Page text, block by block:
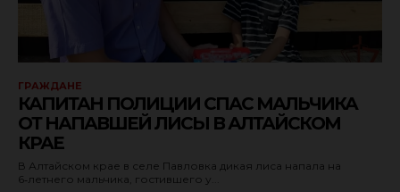
ГРАЖДАНЕ
КАПИТАН ПОЛИЦИИ СПАС МАЛЬЧИКА
ОТ НАПАВШЕЙ ЛИСЫ В АЛТАЙСКОМ
КРАЕ
В Алтайском крае в селе Павловка дикая лиса напала на
6‑летнего мальчика, гостившего у...